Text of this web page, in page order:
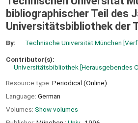
bibliographischer Teil des
Universitätsbibliothek der
By: Technische Universität München
Contributor(s):
Universitätsbibliothek [Herausgebendes
Resource type: Periodical (Online)
Language: German
Volumes: Show volumes